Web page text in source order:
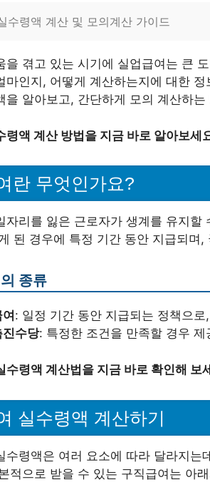
수령액 계산 및 모의계산 가이드
을 겪고 있는 시기에 실업급여는 큰
마인지, 어떻게 계산하는지에 대한
을 알아보고, 간단하게 모의 계산하
령액 계산 방법을 지금 바로 알아보세
란 무엇인가요?
자리를 잃은 근로자가 생계를 유지
된 경우에 특정 기간 동안 지급되며
종류
: 일정 기간 동안 지급되는 정책으
진수당: 특정한 조건을 만족할 경우
수령액 계산법을 지금 바로 확인해 보
실수령액 계산하기
수령액은 여러 요소에 따라 달라지
적으로 받을 수 있는 구직급여는 아